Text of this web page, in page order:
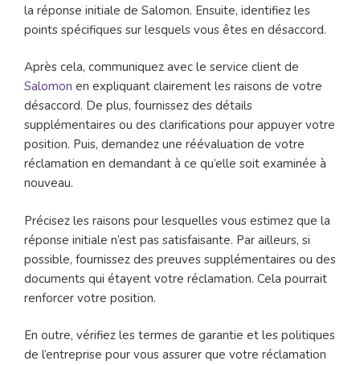
la réponse initiale de Salomon. Ensuite, identifiez les
points spécifiques sur lesquels vous êtes en désaccord.
Après cela, communiquez avec le service client de
Salomon en expliquant clairement les raisons de votre
désaccord. De plus, fournissez des détails
supplémentaires ou des clarifications pour appuyer votre
position. Puis, demandez une réévaluation de votre
réclamation en demandant à ce qu’elle soit examinée à
nouveau.
Précisez les raisons pour lesquelles vous estimez que la
réponse initiale n’est pas satisfaisante. Par ailleurs, si
possible, fournissez des preuves supplémentaires ou des
documents qui étayent votre réclamation. Cela pourrait
renforcer votre position.
En outre, vérifiez les termes de garantie et les politiques
de l’entreprise pour vous assurer que votre réclamation